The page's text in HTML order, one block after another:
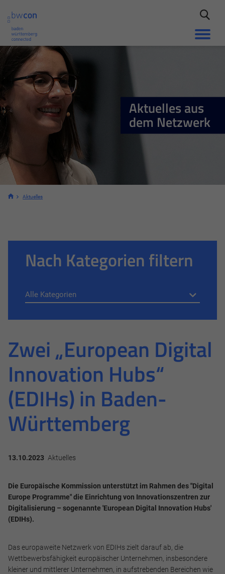
Aktuelles aus
dem Netzwerk
Aktuelles
Nach Kategorien filtern
Zwei „European Digital
Innovation Hubs“
(EDIHs) in Baden-
Württemberg
13.10.2023 Aktuelles
Die Europäische Kommission unterstützt im Rahmen des "Digital
Europe Programme" die Einrichtung von Innovationszentren zur
Digitalisierung – sogenannte 'European Digital Innovation Hubs'
(EDIHs).
Das europaweite Netzwerk von EDIHs zielt darauf ab, die
Wettbewerbsfähigkeit europäischer Unternehmen, insbesondere
kleiner und mittlerer Unternehmen, in aufstrebenden Bereichen wie